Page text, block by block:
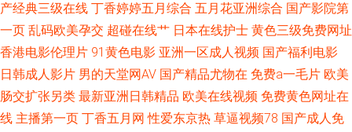
情影院 东京AV热 欧美残虐另类网站 午夜三级A 97国产精品 激情欧美偷拍网
日本色天堂 91成人天蚕 成人qv 玖草资源网站 亚洲网站黄 超碰人人爱人人做
产经典三级在线 丁香婷婷五月综合 五月花亚洲综合 国产影院第
一页 乱码欧美孕交 超碰在线艹 日本在线护士 黄色三级免费网址
香港电影伦理片 91黄色电影 亚洲一区成人视频 国产福利电影
日韩成人影片 男的天堂网AV 国产精品尤物在 免费a一毛片 欧美
肠交扩张另类 最新亚洲日韩精品 欧美在线视频 免费黄色网址在
线 主播第一页 丁香五月网 性爱东京热 草逼视频78 国产成人免